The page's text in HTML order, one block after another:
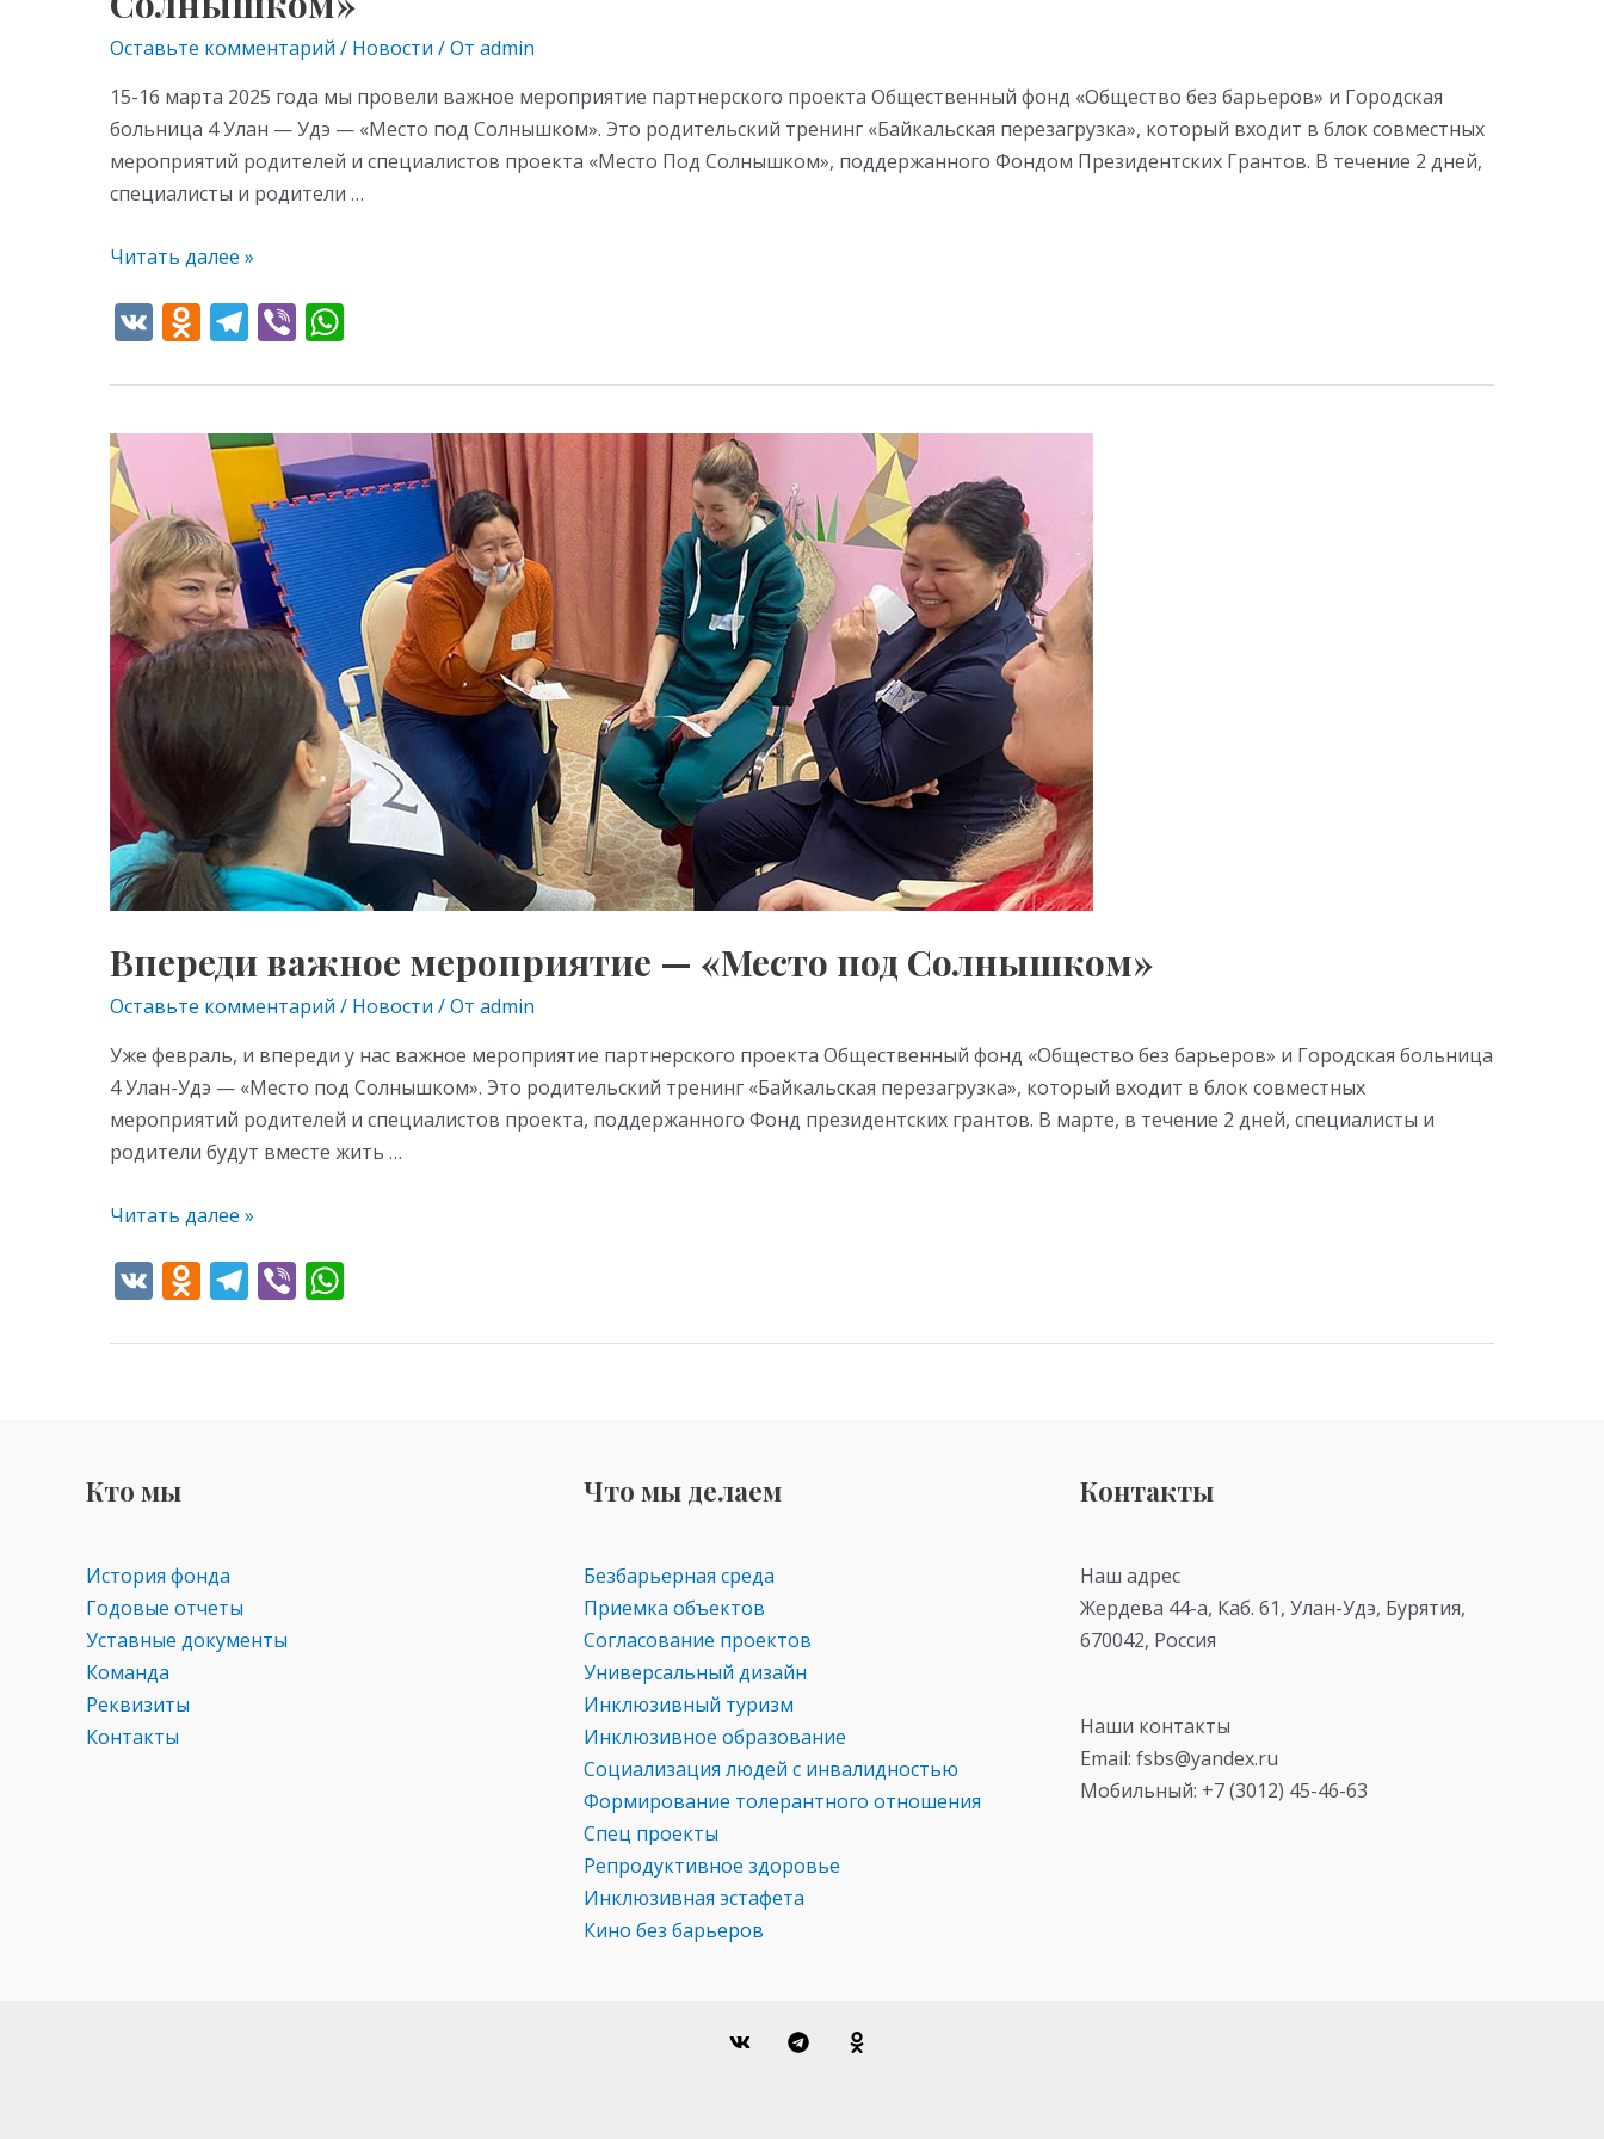
Оставьте комментарий / Новости / От admin
15-16 марта 2025 года мы провели важное мероприятие партнерского проекта Общественный фонд «Общество без барьеров» и Городская
больница 4 Улан — Удэ — «Место под Солнышком». Это родительский тренинг «Байкальская перезагрузка», который входит в блок совместных
мероприятий родителей и специалистов проекта «Место Под Солнышком», поддержанного Фондом Президентских Грантов. В течение 2 дней,
специалисты и родители …
Читать далее »
V O
n
o
kl
as
s
ni
ki
T
e
gr
m
Vi
er at
s
A
p
p
Впереди важное мероприятие — «Место под Солнышком»
Оставьте комментарий / Новости / От admin
Уже февраль, и впереди у нас важное мероприятие партнерского проекта Общественный фонд «Общество без барьеров» и Городская больница
4 Улан-Удэ — «Место под Солнышком». Это родительский тренинг «Байкальская перезагрузка», который входит в блок совместных
мероприятий родителей и специалистов проекта, поддержанного Фонд президентских грантов. В марте, в течение 2 дней, специалисты и
родители будут вместе жить …
Впереди
важное
мероприятие
—
«Место
под
Солнышком»
Читать далее »
V O
n
ki
T
e
Vi
er at
Кто мы
История фонда
Годовые отчеты
Уставные документы
Команда
Реквизиты
Контакты
Что мы делаем
Безбарьерная среда
Приемка объектов
Согласование проектов
Универсальный дизайн
Инклюзивный туризм
Инклюзивное образование
Социализация людей с инвалидностью
Формирование толерантного отношения
Спец проекты
Репродуктивное здоровье
Инклюзивная эстафета
Кино без барьеров
Контакты
Наш адрес
Жердева 44-а, Каб. 61, Улан-Удэ, Бурятия,
670042, Россия
Наши контакты
Email: fsbs@yandex.ru
Мобильный: +7 (3012) 45-46-63